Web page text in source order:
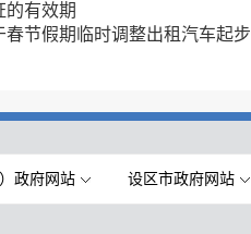
的有效期
春节假期临时调整出租汽车起
政府网站 设区市政府网站